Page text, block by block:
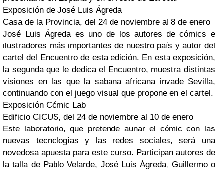
Exposición de José Luis Ágreda
Casa de la Provincia, del 24 de noviembre al 8 de enero
José Luis Ágreda es uno de los autores de cómics e
ilustradores más importantes de nuestro país y autor del
cartel del Encuentro de esta edición. En esta exposición,
la segunda que le dedica el Encuentro, muestra distintas
visiones en las que la sabana africana invade Sevilla,
continuando con el juego visual que propone en el cartel.
Exposición Cómic Lab
Edificio CICUS, del 24 de noviembre al 10 de enero
Este laboratorio, que pretende aunar el cómic con las
nuevas tecnologías y las redes sociales, será una
novedosa apuesta para este curso. Participan autores de
la talla de Pablo Velarde, José Luis Ágreda, Guillermo o